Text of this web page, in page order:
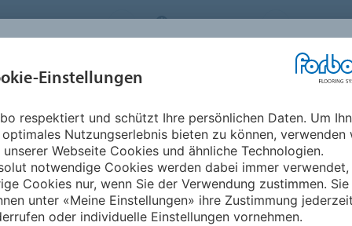
SYSTEMS SWITZERLAND
EINSATZBEREICHE NACHHALTIGKEIT
FÜR MÖBEL-
Einstellungen
respektiert und schützt Ihre persönlichen Daten. Um
Nutzungserlebnis bieten zu können, verwenden
unserer Webseite Cookies und ähnliche Technologien.
notwendige Cookies werden dabei immer verwendet,
Cookies nur, wenn Sie der Verwendung zustimmen. Sie
unter «Meine Einstellungen» ihre Zustimmung
oder individuelle Einstellungen vornehmen.